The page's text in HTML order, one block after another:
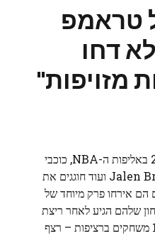
טראמפ
דחו
מזויפות"
לאחר הזכייה של ניו יורק ניקס 2026 באליפות ה-NBA, כוכבי
הקבוצה Jalen Brunson, OG Anunoby ועוד חוגגים את
שלהם הגיע לאחר ריצת
פלייאוף מדהימה בה הניקס ניצחו 14 משחקים ברציפות – רצף